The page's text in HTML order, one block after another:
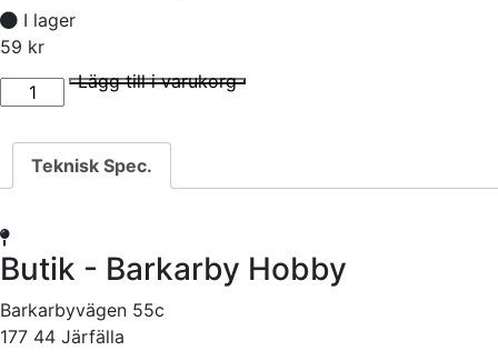
I lager
59 kr
I lager
Kullager 6x16x5mm Gummitätat Svart (2) mängd Lägg till i varukorg
Teknisk Spec.
Butik - Barkarby Hobby
Barkarbyvägen 55c
177 44 Järfälla